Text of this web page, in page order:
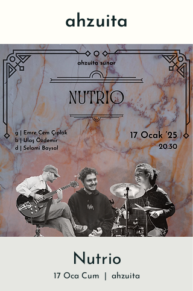
ahzuita
Nutrio
17 Oca Cum ahzuita